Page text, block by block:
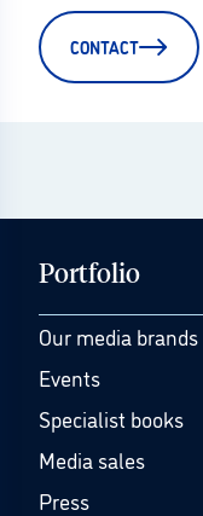
CONTACT
Portfolio
Our media brands
Events
Specialist books
Media sales
Press